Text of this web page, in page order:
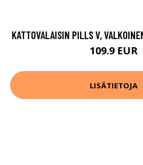
KATTOVALAISIN PILLS V,
109.9 EUR
LISÄTIETOJA